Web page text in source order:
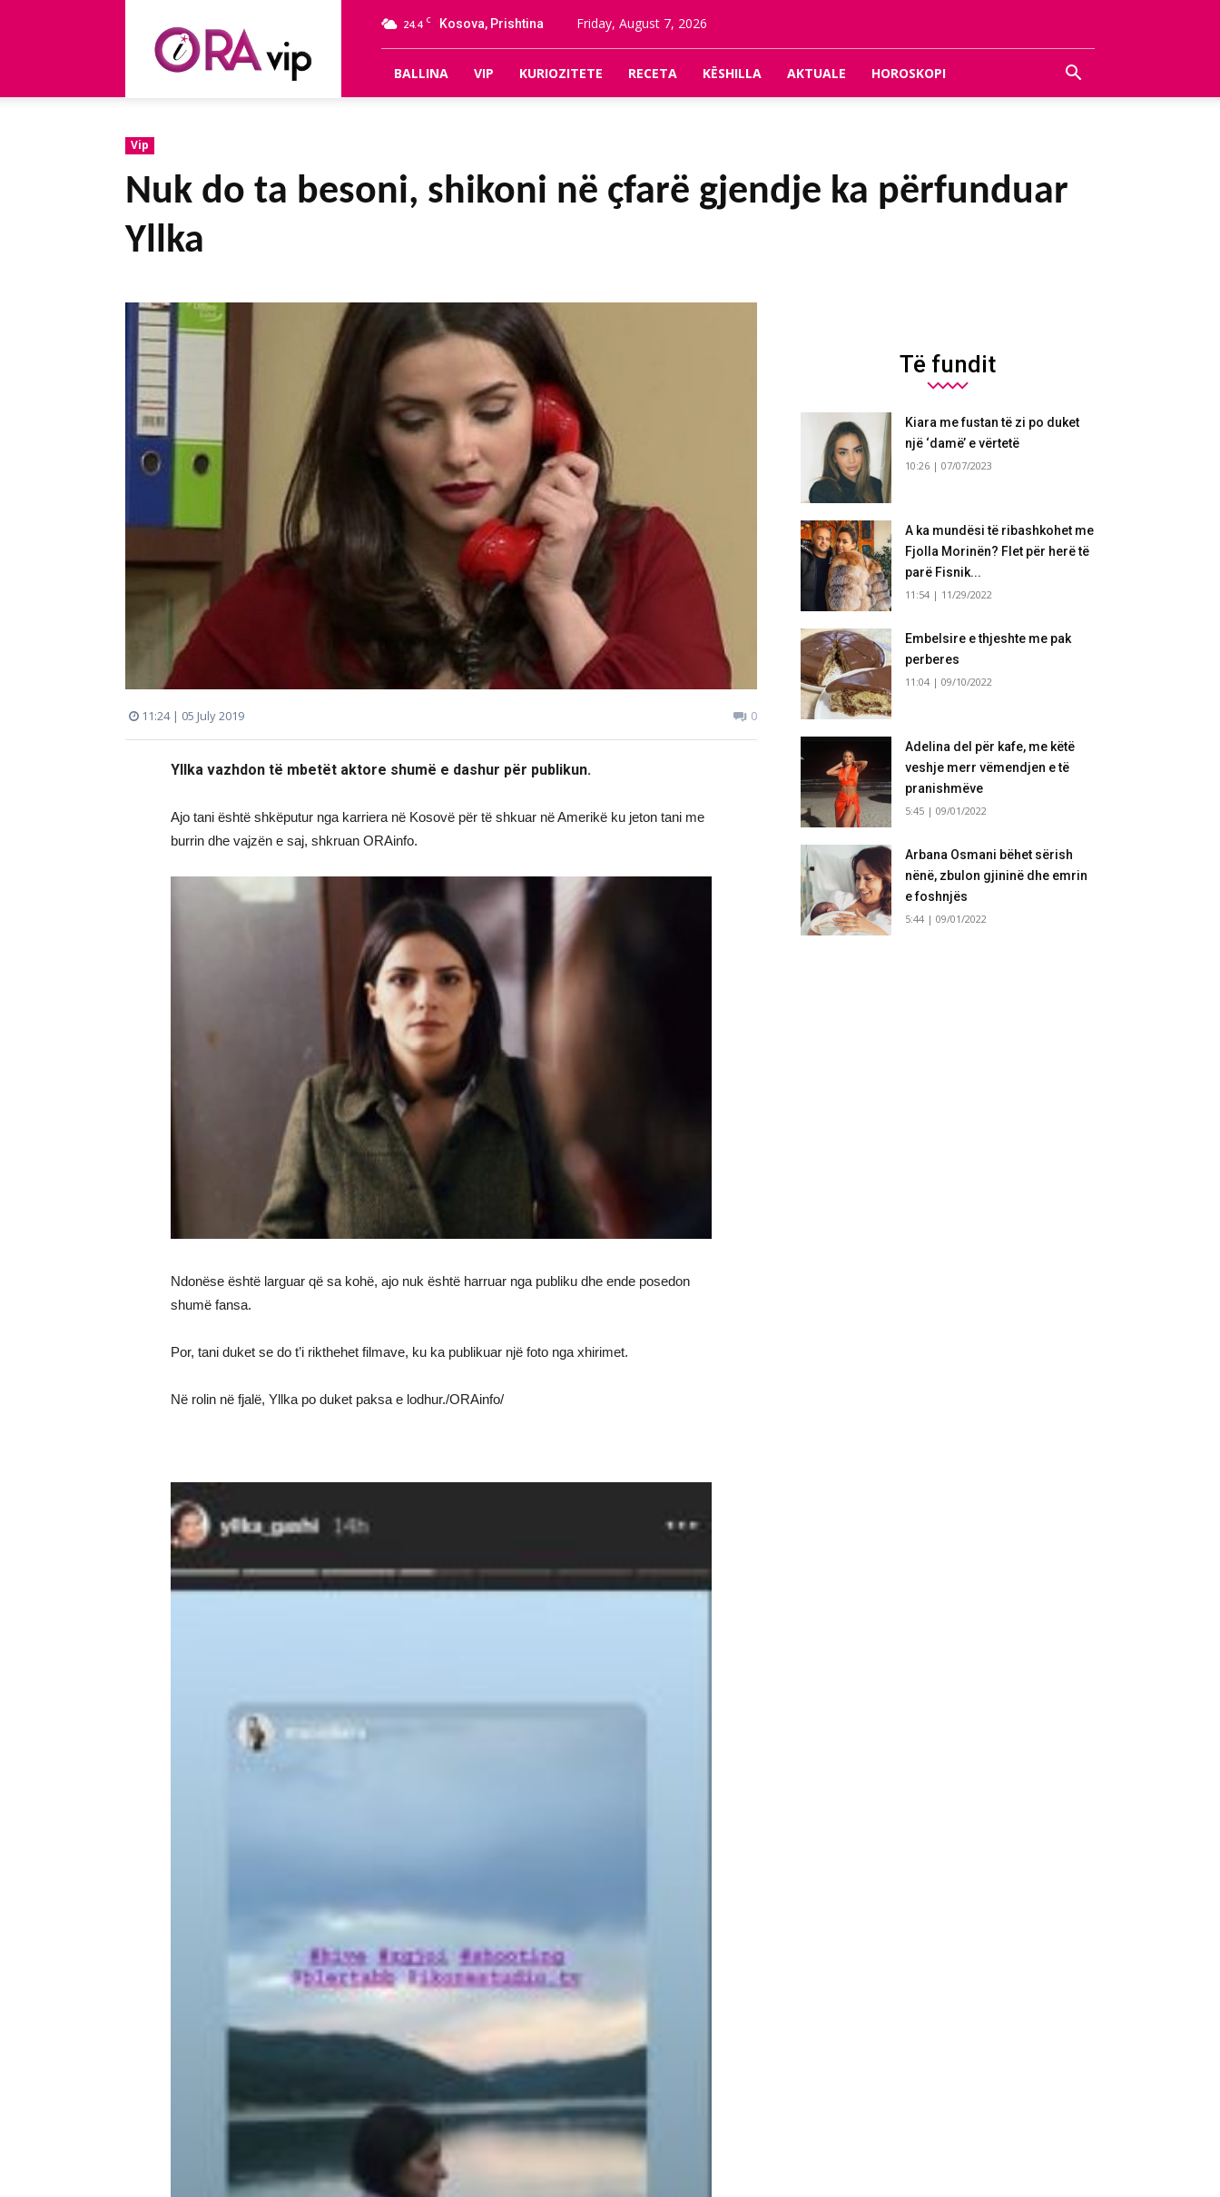
24.4 C Kosova, Prishtina Friday, August 7, 2026
BALLINA VIP KURIOZITETE RECETA KËSHILLA AKTUALE HOROSKOPI
Vip
Nuk do ta besoni, shikoni në ҫfarë gjendje ka përfunduar
Yllka
11:24 | 05 July 2019 0
Yllka vazhdon të mbetët aktore shumë e dashur për publikun.
Ajo tani është shkëputur nga karriera në Kosovë për të shkuar në Amerikë ku jeton tani me
burrin dhe vajzën e saj, shkruan ORAinfo.
Ndonëse është larguar që sa kohë, ajo nuk është harruar nga publiku dhe ende posedon
shumë fansa.
Por, tani duket se do t’i rikthehet filmave, ku ka publikuar një foto nga xhirimet.
Në rolin në fjalë, Yllka po duket paksa e lodhur./ORAinfo/
Të fundit
Kiara me fustan të zi po duket
një ‘damë’ e vërtetë
10:26 | 07/07/2023
A ka mundësi të ribashkohet me
Fjolla Morinën? Flet për herë të
parë Fisnik...
11:54 | 11/29/2022
Embelsire e thjeshte me pak
perberes
11:04 | 09/10/2022
Adelina del për kafe, me këtë
veshje merr vëmendjen e të
pranishmëve
5:45 | 09/01/2022
Arbana Osmani bëhet sërish
nënë, zbulon gjininë dhe emrin
e foshnjës
5:44 | 09/01/2022